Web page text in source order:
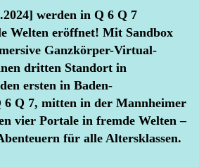
werden in Q 6 Q 7
Welten eröffnet! Mit Sandbox
Ganzkörper-Virtual-
dritten Standort in
ersten in Baden-
Q 7, mitten in der Mannheimer
vier Portale in fremde Welten –
für alle Altersklassen.